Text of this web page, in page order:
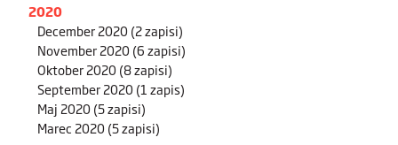
2020
December 2020(2 zapisi)
November 2020(6 zapisi)
Oktober 2020(8 zapisi)
September 2020(1 zapis)
Maj 2020(5 zapisi)
Marec 2020(5 zapisi)